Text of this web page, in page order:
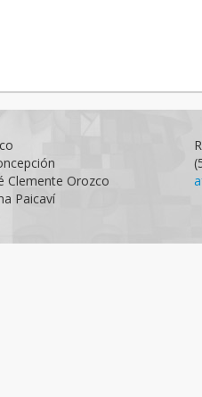
Clemente Orozco
Paicaví